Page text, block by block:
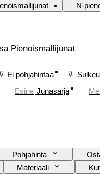
N-
Pienoismallijunat
Ei pohjahintaa
Esine Junasarja
Pohjahinta
Materiaali